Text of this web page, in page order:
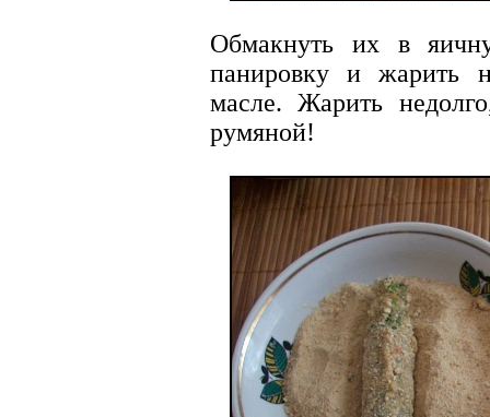
Обмакнуть их в
панировку и жарить
масле. Жарить
румяной!